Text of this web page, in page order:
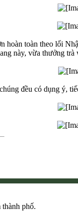
hoàn toàn theo lối
này, vừa thưởng trà
đều có dụng ý,
phố.